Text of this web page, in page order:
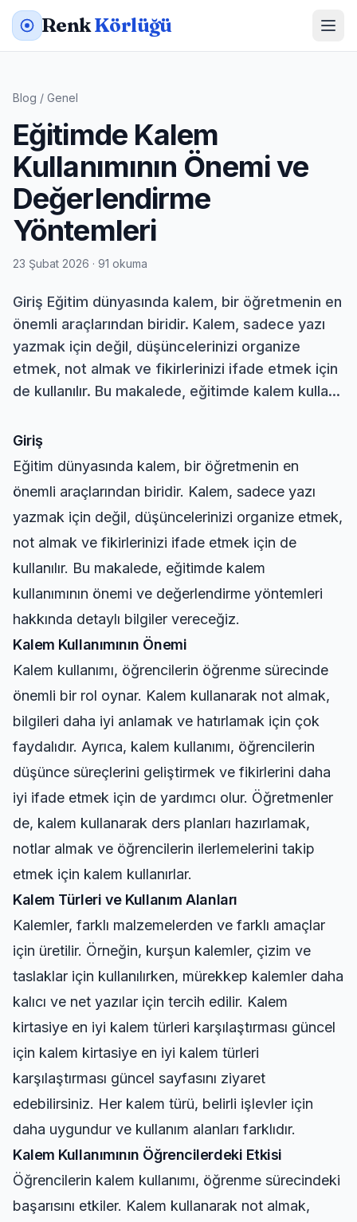
RenkKörlüğü
Blog / Genel
Eğitimde Kalem
Kullanımının Önemi ve
Değerlendirme
Yöntemleri
23 Şubat 2026 · 91 okuma
Giriş Eğitim dünyasında kalem, bir öğretmenin en
önemli araçlarından biridir. Kalem, sadece yazı
yazmak için değil, düşüncelerinizi organize
etmek, not almak ve fikirlerinizi ifade etmek için
de kullanılır. Bu makalede, eğitimde kalem kulla...
Giriş
Eğitim dünyasında kalem, bir öğretmenin en
önemli araçlarından biridir. Kalem, sadece yazı
yazmak için değil, düşüncelerinizi organize etmek,
not almak ve fikirlerinizi ifade etmek için de
kullanılır. Bu makalede, eğitimde kalem
kullanımının önemi ve değerlendirme yöntemleri
hakkında detaylı bilgiler vereceğiz.
Kalem Kullanımının Önemi
Kalem kullanımı, öğrencilerin öğrenme sürecinde
önemli bir rol oynar. Kalem kullanarak not almak,
bilgileri daha iyi anlamak ve hatırlamak için çok
faydalıdır. Ayrıca, kalem kullanımı, öğrencilerin
düşünce süreçlerini geliştirmek ve fikirlerini daha
iyi ifade etmek için de yardımcı olur. Öğretmenler
de, kalem kullanarak ders planları hazırlamak,
notlar almak ve öğrencilerin ilerlemelerini takip
etmek için kalem kullanırlar.
Kalem Türleri ve Kullanım Alanları
Kalemler, farklı malzemelerden ve farklı amaçlar
için üretilir. Örneğin, kurşun kalemler, çizim ve
taslaklar için kullanılırken, mürekkep kalemler daha
kalıcı ve net yazılar için tercih edilir. Kalem
kirtasiye en iyi kalem türleri karşılaştırması güncel
için kalem kirtasiye en iyi kalem türleri
karşılaştırması güncel sayfasını ziyaret
edebilirsiniz. Her kalem türü, belirli işlevler için
daha uygundur ve kullanım alanları farklıdır.
Kalem Kullanımının Öğrencilerdeki Etkisi
Öğrencilerin kalem kullanımı, öğrenme sürecindeki
başarısını etkiler. Kalem kullanarak not almak,